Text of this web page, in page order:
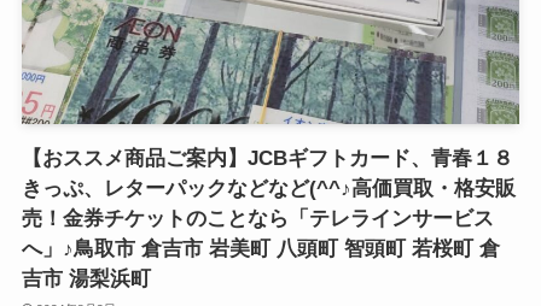
【おススメ商品ご案内】JCBギフトカード、青春１８
きっぷ、レターパックなどなど(^^♪高価買取・格安販
売！金券チケットのことなら「テレラインサービス
へ」♪鳥取市 倉吉市 岩美町 八頭町 智頭町 若桜町 倉
吉市 湯梨浜町